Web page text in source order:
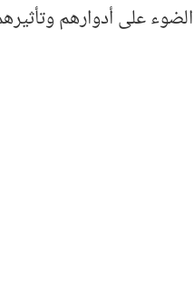
على أدوارهم